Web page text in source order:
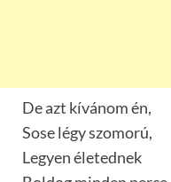
De azt kívánom én,
Sose légy szomorú,
Legyen életednek